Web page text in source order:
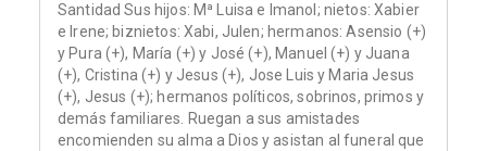
Santidad Sus hijos: Mª Luisa e Imanol; nietos: Xabier
e Irene; biznietos: Xabi, Julen; hermanos: Asensio (+)
y Pura (+), María (+) y José (+), Manuel (+) y Juana
(+), Cristina (+) y Jesus (+), Jose Luis y Maria Jesus
(+), Jesus (+); hermanos políticos, sobrinos, primos y
demás familiares. Ruegan a sus amistades
encomienden su alma a Dios y asistan al funeral que